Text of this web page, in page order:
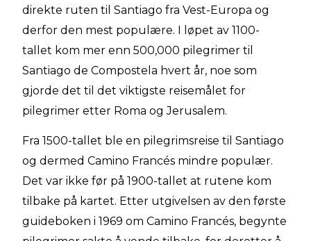
direkte ruten til Santiago fra Vest-Europa og
derfor den mest populære. I løpet av 1100-
tallet kom mer enn 500,000 pilegrimer til
Santiago de Compostela hvert år, noe som
gjorde det til det viktigste reisemålet for
pilegrimer etter Roma og Jerusalem.
Fra 1500-tallet ble en pilegrimsreise til Santiago
og dermed Camino Francés mindre populær.
Det var ikke før på 1900-tallet at rutene kom
tilbake på kartet. Etter utgivelsen av den første
guideboken i 1969 om Camino Francés, begynte